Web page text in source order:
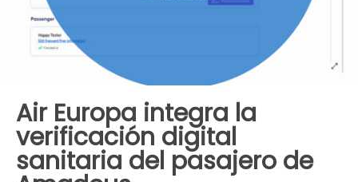
Air Europa integra la
verificación digital
sanitaria del pasajero de